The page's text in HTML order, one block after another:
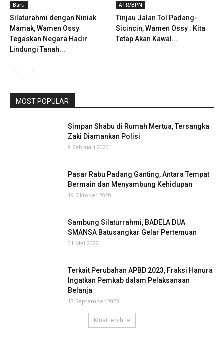
Baru
Silaturahmi dengan Niniak
Mamak, Wamen Ossy
Tegaskan Negara Hadir
Lindungi Tanah...
ATR/BPN
Tinjau Jalan Tol Padang-
Sicincin, Wamen Ossy : Kita
Tetap Akan Kawal...
MOST POPULAR
Simpan Shabu di Rumah Mertua, Tersangka
Zaki Diamankan Polisi
8 Februari 2020
Pasar Rabu Padang Ganting, Antara Tempat
Bermain dan Menyambung Kehidupan
19 Oktober 2020
Sambung Silaturrahmi, BADELA DUA
SMANSA Batusangkar Gelar Pertemuan
31 Mei 2022
Terkait Perubahan APBD 2023, Fraksi Hanura
Ingatkan Pemkab dalam Pelaksanaan
Belanja
13 September 2023
Muat lebih